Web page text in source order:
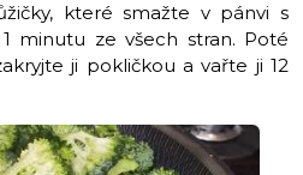
které smažte v pánvi s
minutu ze všech stran. Poté
ji pokličkou a vařte ji 12